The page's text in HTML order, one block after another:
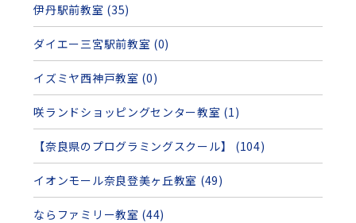
伊丹駅前教室 (35)
ダイエー三宮駅前教室 (0)
イズミヤ西神戸教室 (0)
咲ランドショッピングセンター教室 (1)
【奈良県のプログラミングスクール】 (104)
イオンモール奈良登美ヶ丘教室 (49)
ならファミリー教室 (44)